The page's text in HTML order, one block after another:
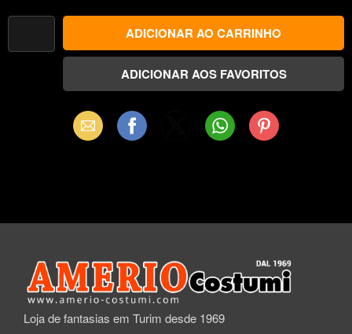
Email Facebook WhatsAppPinterest
Loja de fantasias em Turim desde 1969